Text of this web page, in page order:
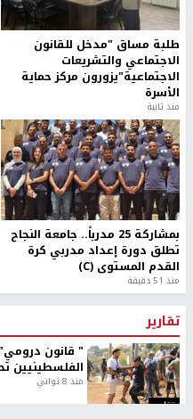
طلبة مساق "مدخل للقانون
الاجتماعي والتشريعات
الاجتماعية"يزورون مركز حماية
الأسرة
منذ ثانية
بمشاركة 25 مدرباً.. جامعة النجاح
تطلق دورة إعداد مدربي كرة
القدم المستوى (C)
منذ 51 دقيقة
تقارير
تقارير
" قانون
الفلسطينيين
منذ 8 ثواني